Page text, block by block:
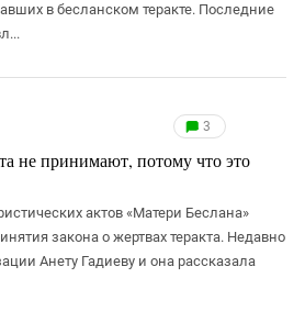
в бесланском теракте. Последние
3
не принимают, потому что это
актов «Матери Беслана»
закона о жертвах теракта. Недавно
Анету Гадиеву и она рассказала